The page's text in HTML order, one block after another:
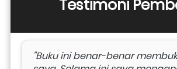
Testimoni
"Buku ini benar-benar